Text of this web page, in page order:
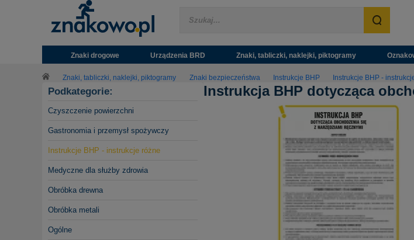
Znaki drogowe Urządzenia BRD Znaki, tabliczki, naklejki, piktogramy
Znaki, tabliczki, naklejki, piktogramy Znaki bezpieczeństwa Instrukcje BHP Instrukcje BHP -
Podkategorie:
Czyszczenie powierzchni
Gastronomia i przemysł spożywczy
Instrukcje BHP - instrukcje różne
Medyczne dla służby zdrowia
Obróbka drewna
Obróbka metali
Ogólne
Instrukcja BHP dotycząca